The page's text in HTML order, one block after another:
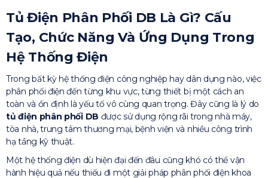
Tủ Điện Phân Phối DB Là Gì? Cấu
Tạo, Chức Năng Và Ứng Dụng Trong
Hệ Thống Điện
Trong bất kỳ hệ thống điện công nghiệp hay dân dụng nào, việc
phân phối điện đến từng khu vực, từng thiết bị một cách an
toàn và ổn định là yếu tố vô cùng quan trọng. Đây cũng là lý do
tủ điện phân phối DB được sử dụng rộng rãi trong nhà máy,
tòa nhà, trung tâm thương mại, bệnh viện và nhiều công trình
hạ tầng kỹ thuật.
Một hệ thống điện dù hiện đại đến đâu cũng khó có thể vận
hành hiệu quả nếu thiếu đi một giải pháp phân phối điện khoa